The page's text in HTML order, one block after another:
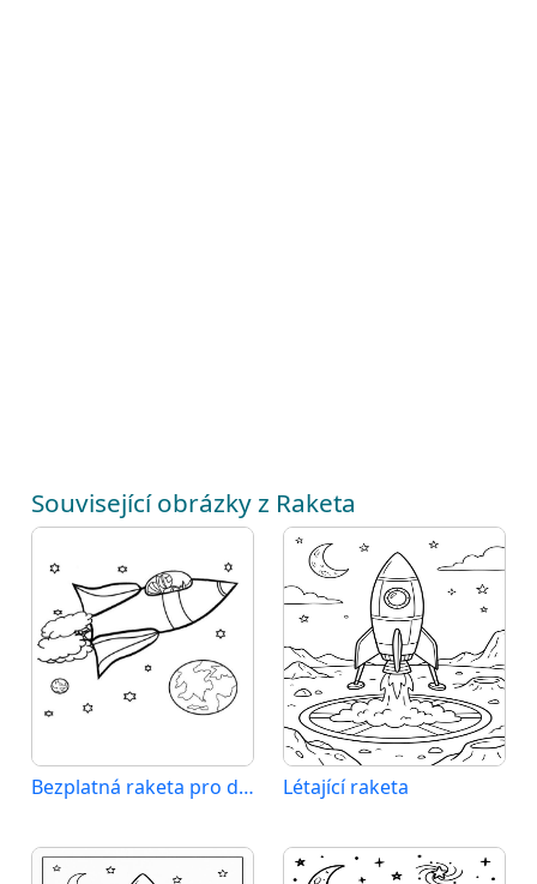
Související obrázky z Raketa
Bezplatná raketa pro děti Létající raketa